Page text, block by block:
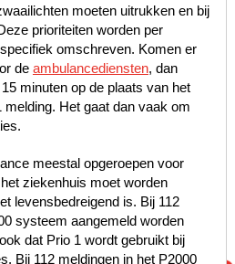
moeten uitrukken en bij
prioriteiten worden per
omschreven. Komen er
de ambulancediensten, dan
minuten op de plaats van het
melding. Het gaat dan vaak om
meestal opgeroepen voor
ziekenhuis moet worden
levensbedreigend is. Bij 112
systeem aangemeld worden
dat Prio 1 wordt gebruikt bij
Bij 112 meldingen in het P2000